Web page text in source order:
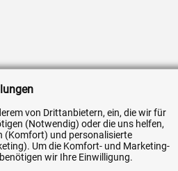
von Drittanbietern, ein, die wir für
(Notwendig) oder die uns helfen,
(Komfort) und personalisierte
Um die Komfort- und Marketing-
wir Ihre Einwilligung.